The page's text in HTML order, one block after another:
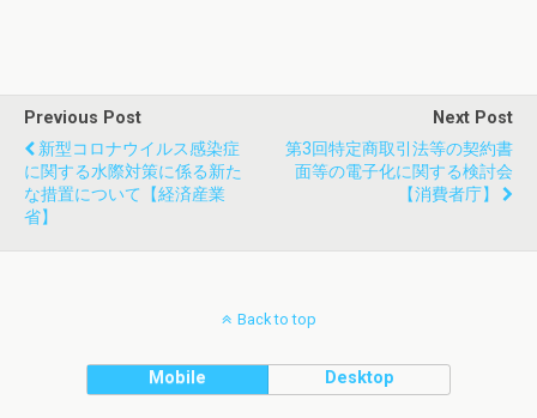
Previous Post
新型コロナウイルス感染症
に関する水際対策に係る新た
な措置について【経済産業
省】
Next Post
第3回特定商取引法等の契約書
面等の電子化に関する検討会
【消費者庁】
Back to top
Mobile Desktop